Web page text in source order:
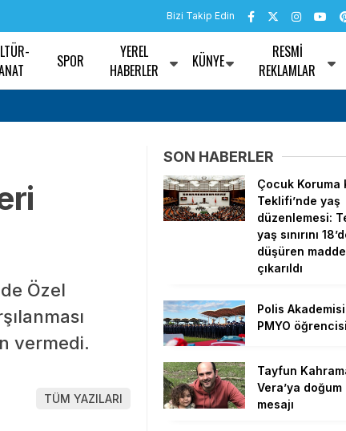
Bizi Takip Edin
SPOR
YEREL
HABERLER
KÜNYE
RESMI
REKLAMLAR
kızı Vera’ya doğum günü mesajı
Özel
vermedi.
TÜM YAZILARI
SON HABERLER
Çocuk Koruma
Teklifi’nde yaş
düzenlemesi:
yaş sınırını
düşüren
çıkarıldı
Polis
PMYO
Tayfun
Vera’ya doğum
mesajı